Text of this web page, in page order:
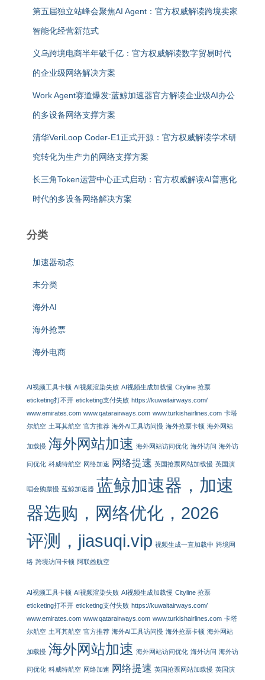
第五届独立站峰会聚焦AI Agent：官方权威解读跨境卖家
智能化经营新范式
义乌跨境电商半年破千亿：官方权威解读数字贸易时代
的企业级网络解决方案
Work Agent赛道爆发:蓝鲸加速器官方解读企业级AI办公
的多设备网络支撑方案
清华VeriLoop Coder-E1正式开源：官方权威解读学术研
究转化为生产力的网络支撑方案
长三角Token运营中心正式启动：官方权威解读AI普惠化
时代的多设备网络解决方案
分类
加速器动态
未分类
海外AI
海外抢票
海外电商
AI视频工具卡顿 AI视频渲染失败 AI视频生成加载慢 Cityline 抢票
eticketing打不开 eticketing支付失败 https://kuwaitairways.com/
www.emirates.com www.qatarairways.com www.turkishairlines.com 卡塔
尔航空 土耳其航空 官方推荐 海外AI工具访问慢 海外抢票卡顿 海外网站
加载慢 海外网站加速 海外网站访问优化 海外访问 海外访
问优化 科威特航空 网络加速 网络提速 英国抢票网站加载慢 英国演
唱会购票慢 蓝鲸加速器 蓝鲸加速器，加速
器选购，网络优化，2026
评测，jiasuqi.vip 视频生成一直加载中 跨境网
络 跨境访问卡顿 阿联酋航空
AI视频工具卡顿 AI视频渲染失败 AI视频生成加载慢 Cityline 抢票
eticketing打不开 eticketing支付失败 https://kuwaitairways.com/
www.emirates.com www.qatarairways.com www.turkishairlines.com 卡塔
尔航空 土耳其航空 官方推荐 海外AI工具访问慢 海外抢票卡顿 海外网站
加载慢 海外网站加速 海外网站访问优化 海外访问 海外访
问优化 科威特航空 网络加速 网络提速 英国抢票网站加载慢 英国演